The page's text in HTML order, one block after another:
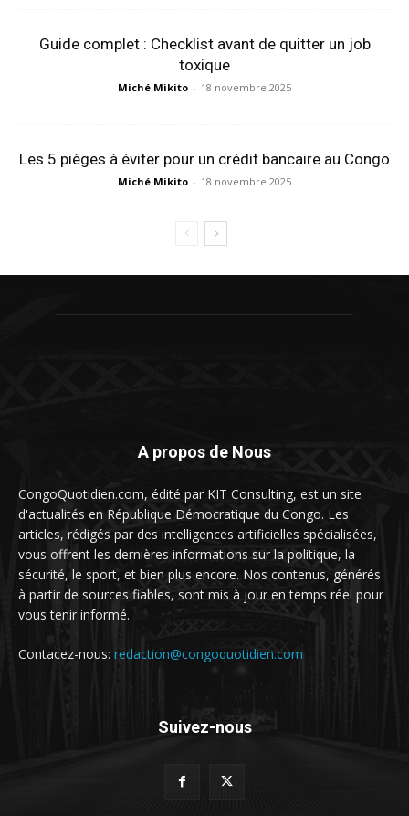
Guide complet : Checklist avant de quitter un job
toxique
Miché Mikito - 18 novembre 2025
Les 5 pièges à éviter pour un crédit bancaire au Congo
Miché Mikito - 18 novembre 2025
A propos de Nous
CongoQuotidien.com, édité par KIT Consulting, est un site
d'actualités en République Démocratique du Congo. Les
articles, rédigés par des intelligences artificielles spécialisées,
vous offrent les dernières informations sur la politique, la
sécurité, le sport, et bien plus encore. Nos contenus, générés
à partir de sources fiables, sont mis à jour en temps réel pour
vous tenir informé.
Contacez-nous: redaction@congoquotidien.com
Suivez-nous